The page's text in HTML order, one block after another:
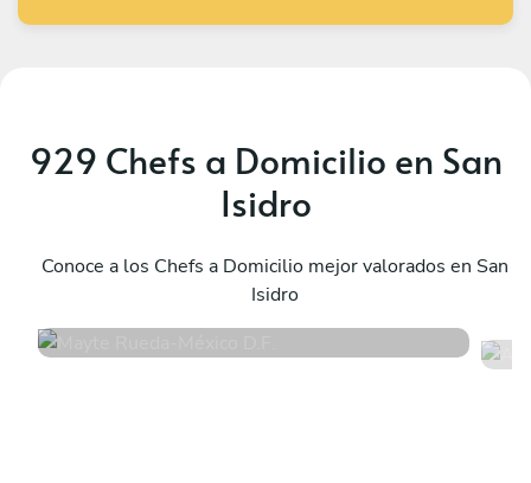
929 Chefs a Domicilio en San
Isidro
Conoce a los Chefs a Domicilio mejor valorados en San
Isidro
México D.F.